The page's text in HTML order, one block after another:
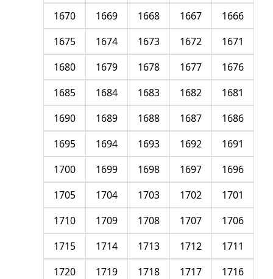
1666
1667
1668
1669
1670
1671
1672
1673
1674
1675
1676
1677
1678
1679
1680
1681
1682
1683
1684
1685
1686
1687
1688
1689
1690
1691
1692
1693
1694
1695
1696
1697
1698
1699
1700
1701
1702
1703
1704
1705
1706
1707
1708
1709
1710
1711
1712
1713
1714
1715
1716
1717
1718
1719
1720